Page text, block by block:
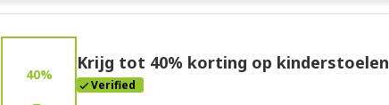
Deal Stats
Expires:Mar-31-2026
40%
Krijg tot 40% korting op kinderstoelen
Verified